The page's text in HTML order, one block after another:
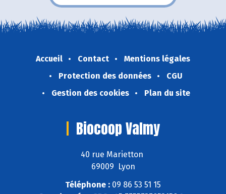
Accueil Contact
Mentions légales
Protection des données
CGU
Gestion des cookies
Plan du site
Biocoop Valmy
40 rue Marietton
69009 Lyon
Téléphone : 09 86 53 51 15